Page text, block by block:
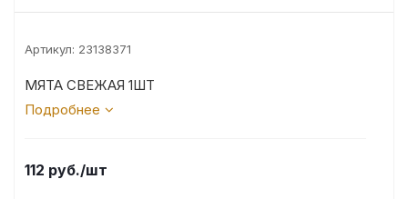
Артикул: 23138371
МЯТА СВЕЖАЯ 1ШТ
Подробнее
112 руб./шт